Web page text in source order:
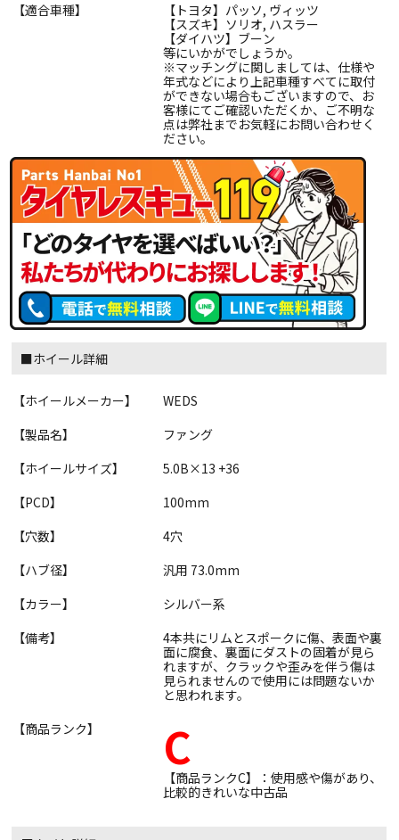
【適合車種】
【トヨタ】パッソ, ヴィッツ
【スズキ】ソリオ, ハスラー
【ダイハツ】ブーン
等にいかがでしょうか。
※マッチングに関しましては、仕様や
年式などにより上記車種すべてに取付
ができない場合もございますので、お
客様にてご確認いただくか、ご不明な
点は弊社までお気軽にお問い合わせく
ださい。
■ホイール詳細
【ホイールメーカー】
WEDS
【製品名】
ファング
【ホイールサイズ】
5.0B×13 +36
【PCD】
100mm
【穴数】
4穴
【ハブ径】
汎用 73.0mm
【カラー】
シルバー系
【備考】
4本共にリムとスポークに傷、表面や裏
面に腐食、裏面にダストの固着が見ら
れますが、クラックや歪みを伴う傷は
見られませんので使用には問題ないか
と思われます。
【商品ランク】
C
【商品ランクC】：使用感や傷があり、
比較的きれいな中古品